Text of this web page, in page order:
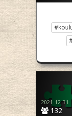
132
2021-12-31